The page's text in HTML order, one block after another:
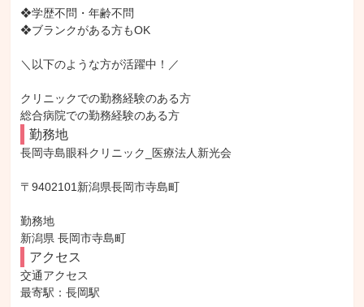
❖学歴不問・年齢不問
❖ブランクがある方もOK
＼以下のような方が活躍中！／
クリニックでの勤務経験のある方
総合病院での勤務経験のある方
勤務地
長岡寺島眼科クリニック_医療法人新光会
〒9402101新潟県長岡市寺島町
勤務地
新潟県 長岡市寺島町
アクセス
交通アクセス
最寄駅：長岡駅